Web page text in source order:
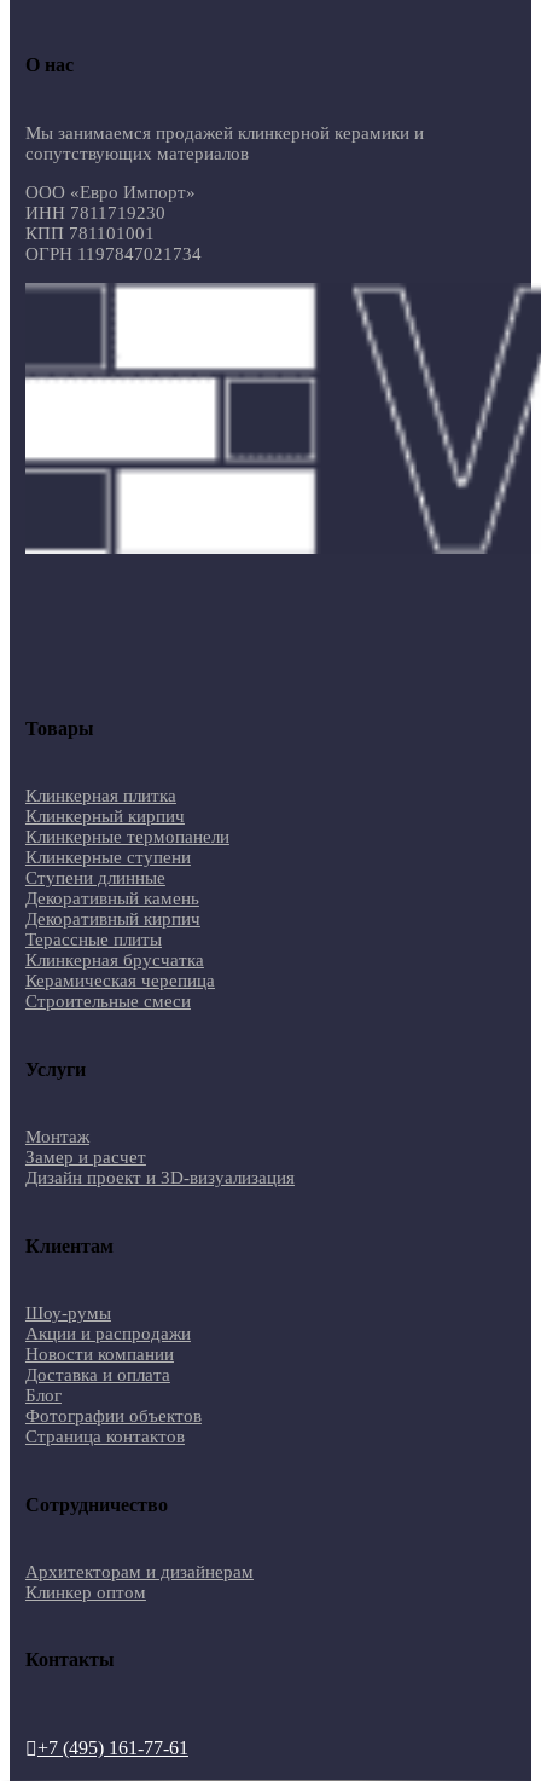
О нас
Мы занимаемся продажей клинкерной керамики и
сопутствующих материалов
ООО «Евро Импорт»
ИНН 7811719230
КПП 781101001
ОГРН 1197847021734
Товары
Клинкерная плитка
Клинкерный кирпич
Клинкерные термопанели
Клинкерные ступени
Ступени длинные
Декоративный камень
Декоративный кирпич
Терассные плиты
Клинкерная брусчатка
Керамическая черепица
Строительные смеси
Услуги
Монтаж
Замер и расчет
Дизайн проект и 3D-визуализация
Клиентам
Шоу-румы
Акции и распродажи
Новости компании
Доставка и оплата
Блог
Фотографии объектов
Страница контактов
Сотрудничество
Архитекторам и дизайнерам
Клинкер оптом
Контакты
+7 (495) 161-77-61